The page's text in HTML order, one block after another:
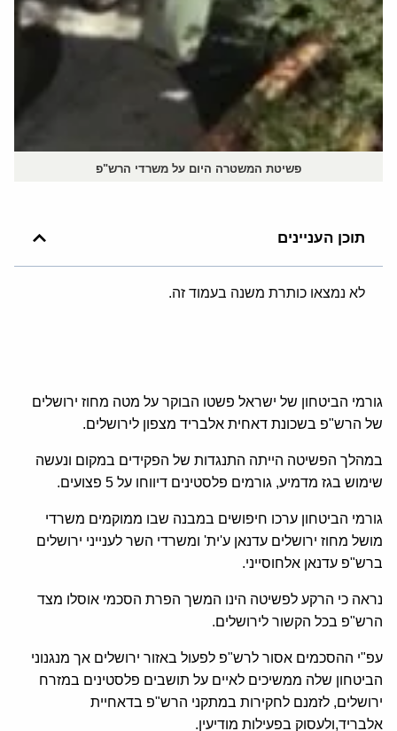
פשיטת המשטרה היום על משרדי הרש"פ
תוכן העניינים
לא נמצאו כותרת משנה בעמוד זה.
גורמי הביטחון של ישראל פשטו הבוקר על מטה מחוז ירושלים
של הרש"פ בשכונת דאחית אלבריד מצפון לירושלים.
במהלך הפשיטה הייתה התנגדות של הפקידים במקום ונעשה
שימוש בגז מדמיע, גורמים פלסטינים דיווחו על 5 פצועים.
גורמי הביטחון ערכו חיפושים במבנה שבו ממוקמים משרדי
מושל מחוז ירושלים עדנאן ע'ית' ומשרדי השר לענייני ירושלים
ברש"פ עדנאן אלחוסייני.
נראה כי הרקע לפשיטה הינו המשך הפרת הסכמי אוסלו מצד
הרש"פ בכל הקשור לירושלים.
עפ"י ההסכמים אסור לרש"פ לפעול באזור ירושלים אך מנגנוני
הביטחון שלה ממשיכים לאיים על תושבים פלסטינים במזרח
ירושלים, לזמנם לחקירות במתקני הרש"פ בדאחיית
אלבריד,ולעסוק בפעילות מודיעין.